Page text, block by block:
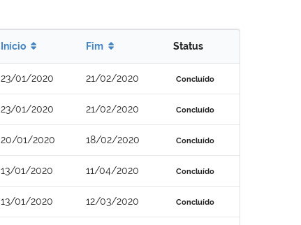
Início Fim Status
23/01/2020 21/02/2020 Concluído
23/01/2020 21/02/2020 Concluído
20/01/2020 18/02/2020 Concluído
13/01/2020 11/04/2020 Concluído
13/01/2020 12/03/2020 Concluído